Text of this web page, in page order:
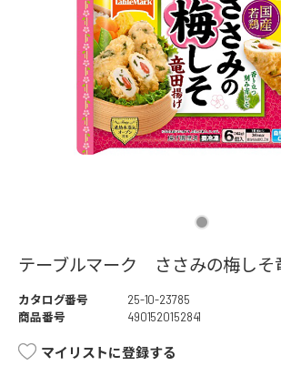
テーブルマーク ささみの梅しそ
カタログ番号
25-10-23785
商品番号
4901520152841
マイリストに登録する